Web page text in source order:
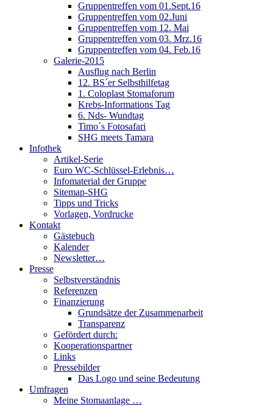
Gruppentreffen vom 01.Sept.16
Gruppentreffen vom 02.Juni
Gruppentreffen vom 12. Mai
Gruppentreffen vom 03. Mrz.16
Gruppentreffen vom 04. Feb.16
Galerie-2015
Ausflug nach Berlin
12. BS´er Selbsthilfetag
1. Coloplast Stomaforum
Krebs-Informations Tag
6. Nds- Wundtag
Timo´s Fotosafari
SHG meets Tamara
Infothek
Artikel-Serie
Euro WC-Schlüssel-Erlebnis…
Infomaterial der Gruppe
Sitemap-SHG
Tipps und Tricks
Vorlagen, Vordrucke
Kontakt
Gästebuch
Kalender
Newsletter…
Presse
Selbstverständnis
Referenzen
Finanzierung
Grundsätze der Zusammenarbeit
Transparenz
Gefördert durch:
Kooperationspartner
Links
Pressebilder
Das Logo und seine Bedeutung
Umfragen
Meine Stomaanlage …